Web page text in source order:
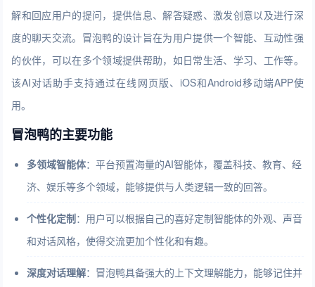
解和回应用户的提问，提供信息、解答疑惑、激发创意以及进行深
度的聊天交流。冒泡鸭的设计旨在为用户提供一个智能、互动性强
的伙伴，可以在多个领域提供帮助，如日常生活、学习、工作等。
该AI对话助手支持通过在线网页版、iOS和Android移动端APP使
用。
冒泡鸭的主要功能
多领域智能体：平台预置海量的AI智能体，覆盖科技、教育、经
济、娱乐等多个领域，能够提供与人类逻辑一致的回答。
个性化定制：用户可以根据自己的喜好定制智能体的外观、声音
和对话风格，使得交流更加个性化和有趣。
深度对话理解：冒泡鸭具备强大的上下文理解能力，能够记住并